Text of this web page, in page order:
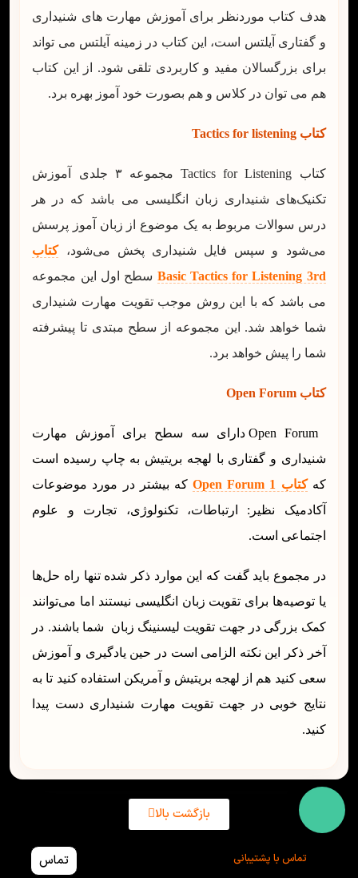
هدف کتاب موردنظر برای آموزش مهارت های شنیداری
و گفتاری آیلتس است، این کتاب در زمینه آیلتس می تواند
برای بزرگسالان مفید و کاربردی تلقی شود. از این کتاب
هم می توان در کلاس و هم بصورت خود آموز بهره برد.
کتاب Tactics for listening
کتاب Tactics for Listening مجموعه ۳ جلدی آموزش
تکنیک‌های شنیداری زبان انگلیسی می باشد که در هر
درس سوالات مربوط به یک موضوع از زبان آموز پرسش
می‌شود و سپس فایل شنیداری پخش می‌شود،کتاب
Basic Tactics for Listening 3rd سطح اول این مجموعه
می باشد که با این روش موجب تقویت مهارت شنیداری
شما خواهد شد. این مجموعه از سطح مبتدی تا پیشرفته
شما را پیش خواهد برد.
کتاب Open Forum
Open Forum دارای سه سطح برای آموزش مهارت
شنیداری و گفتاری با لهجه بریتیش به چاپ رسیده است
که کتاب Open Forum 1
که بیشتر در مورد موضوعات
آکادمیک نظیر: ارتباطات، تکنولوژی، تجارت و علوم
اجتماعی است.
در مجموع باید گفت که این موارد ذکر شده تنها راه حل‌ها
یا توصیه‌ها برای تقویت زبان انگلیسی نیستند اما می‌توانند
کمک بزرگی در جهت تقویت لیسنینگ زبان شما باشند. در
آخر ذکر این نکته الزامی است در حین یادگیری و آموزش
سعی کنید هم از لهجه بریتیش و آمریکن استفاده کنید تا به
نتایج خوبی در جهت تقویت مهارت شنیداری دست پیدا
کنید.
بازگشت بالا
تماس با پشتیبانی تماس